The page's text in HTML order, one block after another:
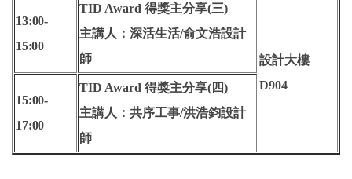
13:00-
15:00
TID Award 得獎主分享(三)
主講人：深活生活/俞文浩設計
師
設計大樓
D904
15:00-
17:00
TID Award 得獎主分享(四)
主講人：共序工事/洪浩鈞設計
師